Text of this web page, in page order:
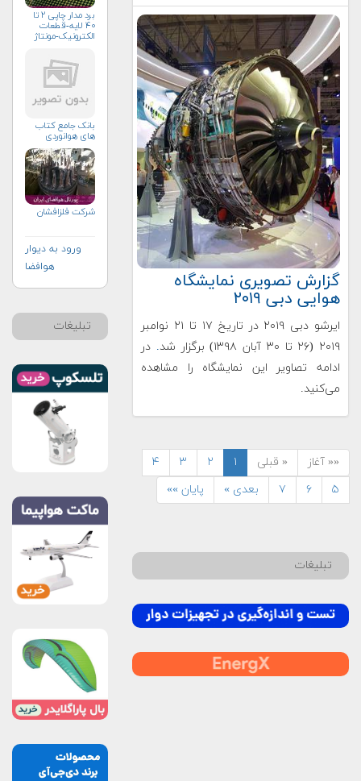
گزارش تصویری نمایشگاه
هوایی دبی ۲۰۱۹
ایرشو دبی ۲۰۱۹ در تاریخ ۱۷ تا ۲۱ نوامبر
۲۰۱۹ (۲۶ تا ۳۰ آبان ۱۳۹۸) برگزار شد
. در
ادامه تصاویر این نمایشگاه را مشاهده
می‌کنید.
«« آغاز « قبلی ۱ ۲ ۳
۴
۵
۶ ۷ بعدی » پایان »»
تبلیغات
برد مدار چاپی ۲ تا
۴۰ لایه-قطعات
الکترونیک-مونتاژ
بانک جامع کتاب
های هوانوردی
شرکت فلزافشان
ورود به دیوار
هوافضا
تبلیغات